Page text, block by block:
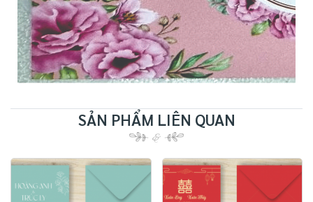
SẢN PHẨM LIÊN QUAN